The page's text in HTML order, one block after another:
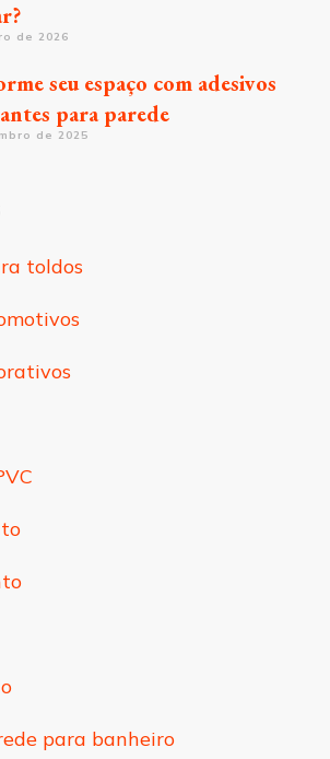
de 2026
seu espaço com adesivos
para parede
de 2025
toldos
para banheiro